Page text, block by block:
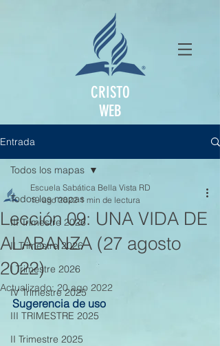
CRISTO
WEB
Entrada
Todos los mapas
III Trimestre 2026
II Trimestre 2026
I Trimestre 2026
IV Trimestre 2025
III TRIMESTRE 2025
II Trimestre 2025
Todos los mapas
Lección 09: UNA VIDA DE
ALABANZA (27 agosto
2022)
Escuela Sabática Bella Vista RD
19 ago 2022 1 min de lectura
Actualizado:20 ago 2022
Sugerencia de uso